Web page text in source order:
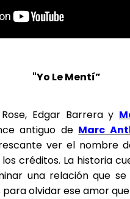
"Yo Le Mentí”
Edgar Barrera y
antiguo de Marc
ver el nombre
créditos. La historia
una relación que
olvidar ese amor